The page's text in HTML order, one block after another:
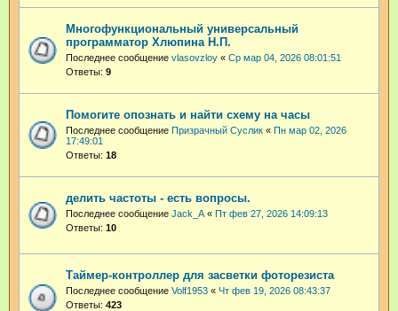
Многофункциональный универсальный
программатор Хлюпина Н.П.
Последнее сообщение vlasovzloy « Ср мар 04, 2026 08:01:51
Ответы: 9
Помогите опознать и найти схему на часы
Последнее сообщение Призрачный Суслик « Пн мар 02, 2026
17:49:01
Ответы: 18
делить частоты - есть вопросы.
Последнее сообщение Jack_A « Пт фев 27, 2026 14:09:13
Ответы: 10
Таймер-контроллер для засветки фоторезиста
Последнее сообщение Volf1953 « Чт фев 19, 2026 08:43:37
Ответы: 423